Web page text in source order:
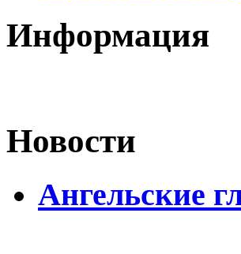
Информация
Новости
Ангельские